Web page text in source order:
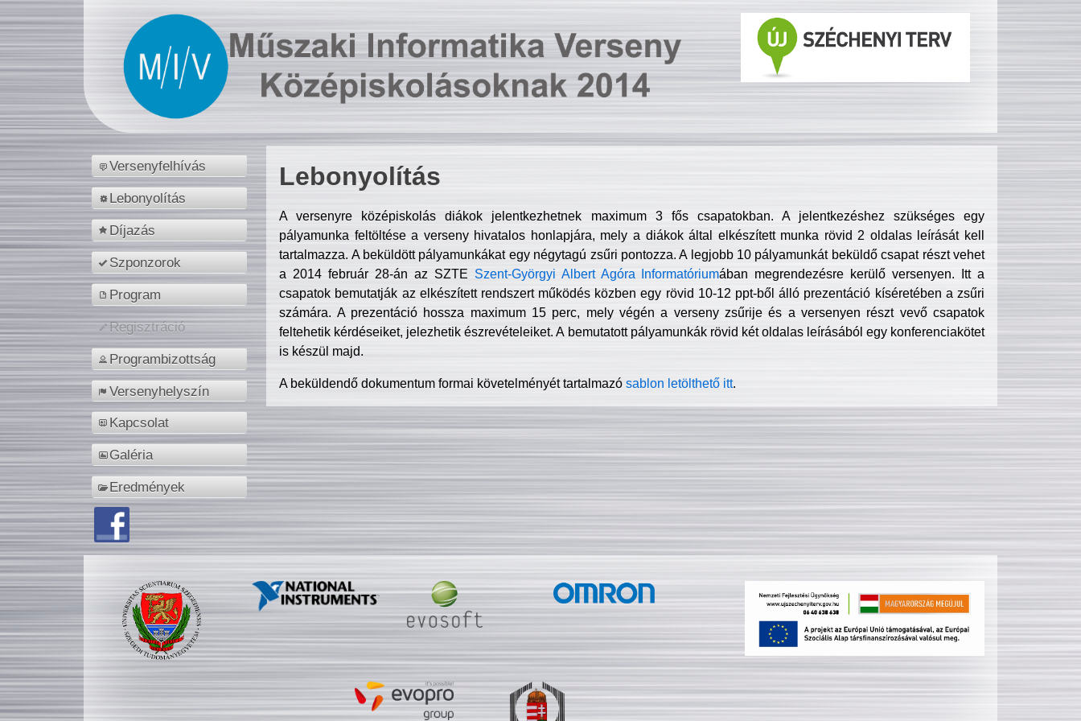
Versenyfelhívás
Lebonyolítás
Díjazás
Szponzorok
Program
Regisztráció
Programbizottság
Versenyhelyszín
Kapcsolat
Galéria
Eredmények
Lebonyolítás
A versenyre középiskolás diákok jelentkezhetnek maximum 3 fős csapatokban. A jelentkezéshez szükséges egy
pályamunka feltöltése a verseny hivatalos honlapjára, mely a diákok által elkészített munka rövid 2 oldalas leírását kell
tartalmazza. A beküldött pályamunkákat egy négytagú zsűri pontozza. A legjobb 10 pályamunkát beküldő csapat részt vehet
a 2014 február 28-án az SZTE Szent-Györgyi Albert Agóra Informatóriumában megrendezésre kerülő versenyen. Itt a
csapatok bemutatják az elkészített rendszert működés közben egy rövid 10-12 ppt-ből álló prezentáció kíséretében a zsűri
számára. A prezentáció hossza maximum 15 perc, mely végén a verseny zsűrije és a versenyen részt vevő csapatok
feltehetik kérdéseiket, jelezhetik észrevételeiket. A bemutatott pályamunkák rövid két oldalas leírásából egy konferenciakötet
is készül majd.
A beküldendő dokumentum formai követelményét tartalmazósablon letölthető itt.